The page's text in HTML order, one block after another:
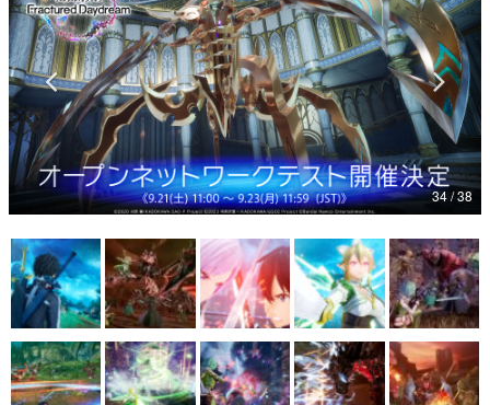
ゲームが変えた日本語
「経験値」「裏技」「ラスボス」… ゲームにまつわる言葉
の起源や用法の変遷を、コンピューター文化史研究家・タ
イニーP氏が徹底調査。
カテゴリ
特集記事
マンガ
女性向け
アプリレビュー
その他
電ファミニコゲーマーとは？
34 / 38